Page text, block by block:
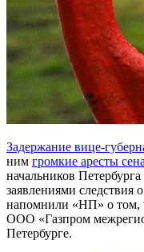
Задержание вице-
ним громкие аресты
начальников
заявлениями следствия
напомнили «НП» о том,
ООО «Газпром
Петербурге.